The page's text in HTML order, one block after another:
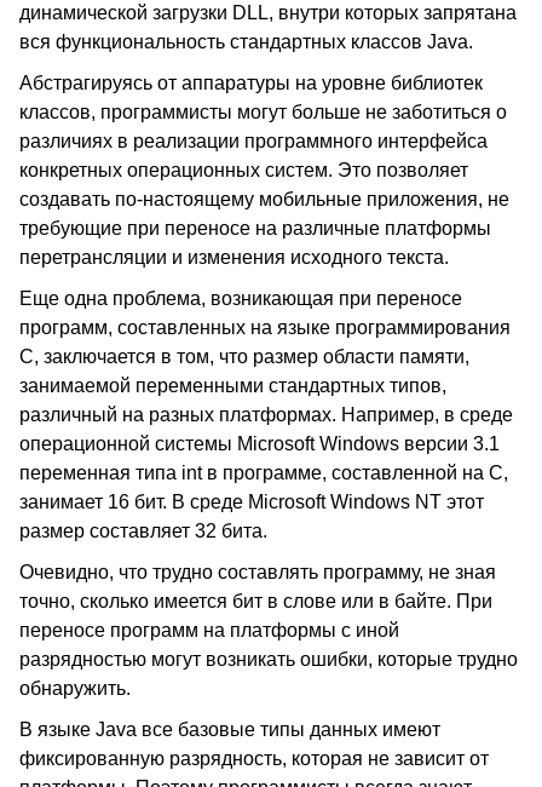
динамической загрузки DLL, внутри которых запрятана
вся функциональность стандартных классов Java.
Абстрагируясь от аппаратуры на уровне библиотек
классов, программисты могут больше не заботиться о
различиях в реализации программного интерфейса
конкретных операционных систем. Это позволяет
создавать по-настоящему мобильные приложения, не
требующие при переносе на различные платформы
перетрансляции и изменения исходного текста.
Еще одна проблема, возникающая при переносе
программ, составленных на языке программирования
С, заключается в том, что размер области памяти,
занимаемой переменными стандартных типов,
различный на разных платформах. Например, в среде
операционной системы Microsoft Windows версии 3.1
переменная типа int в программе, составленной на С,
занимает 16 бит. В среде Microsoft Windows NT этот
размер составляет 32 бита.
Очевидно, что трудно составлять программу, не зная
точно, сколько имеется бит в слове или в байте. При
переносе программ на платформы с иной
разрядностью могут возникать ошибки, которые трудно
обнаружить.
В языке Java все базовые типы данных имеют
фиксированную разрядность, которая не зависит от